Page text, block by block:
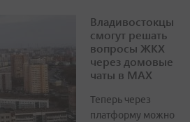
Владивостокцы
смогут решать
вопросы ЖКХ
через домовые
чаты в МАХ
Теперь через
платформу можно